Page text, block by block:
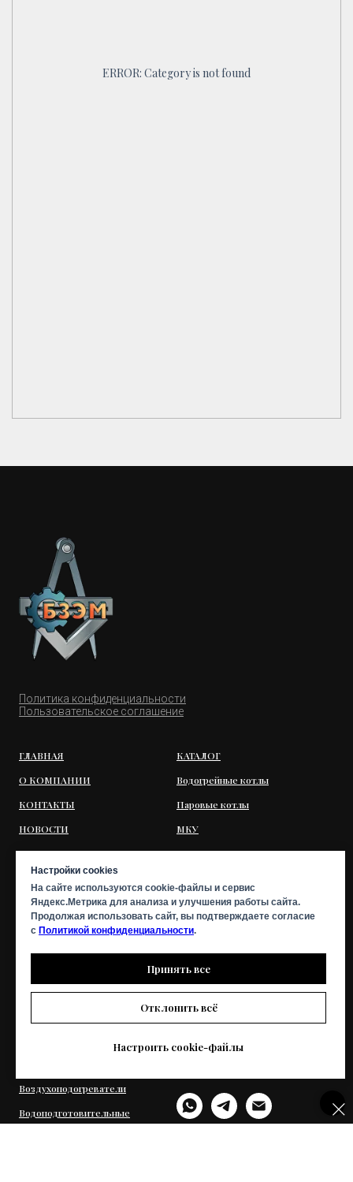
Настройки cookies
На сайте используются cookie-файлы и сервис
Яндекс.Метрика для анализа и улучшения работы сайта.
Продолжая использовать сайт, вы подтверждаете согласие
с Политикой конфиденциальности.
Принять все
Отклонить всё
Настроить cookie-файлы
ERROR: Category is not found
Политика конфиденциальности
Пользовательское соглашение
ГЛАВНАЯ
О КОМПАНИИ
КОНТАКТЫ
НОВОСТИ
В НАЛИЧИИ
КАТАЛОГ
Водогрейные котлы
Паровые котлы
МКУ
Топки
Газомазутные горелки
Циклоны батарейные
Золоуловители
Воздухоподогреватели
Водоподготовительные
установки
+7 (963) 509-02-15
22bzem@gmail.com